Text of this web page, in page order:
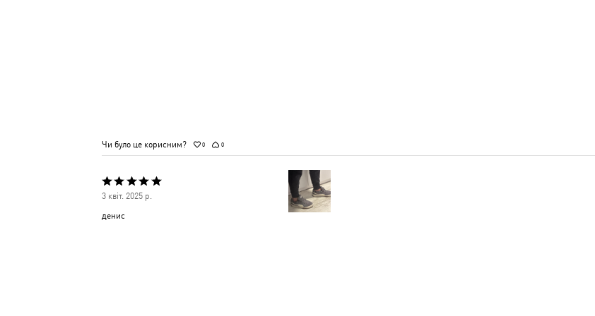
Чи було це корисним? 0 0
Оцінено
3 квіт. 2025 р.
денис